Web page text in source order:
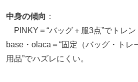
中身の傾向 ：
PINKY＝“バッグ＋服3点”でトレ
base・olaca＝“固定（バッグ・トレ
用品”でハズレにくい。